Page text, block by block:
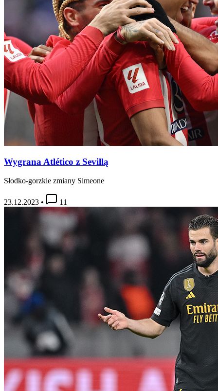
Wygrana Atlético z Sevillą
Słodko-gorzkie zmiany Simeone
23.12.2023 • 11